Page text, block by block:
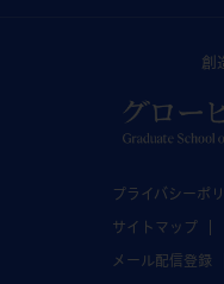
創
プライバシーポ
サイトマップ
メール配信登録